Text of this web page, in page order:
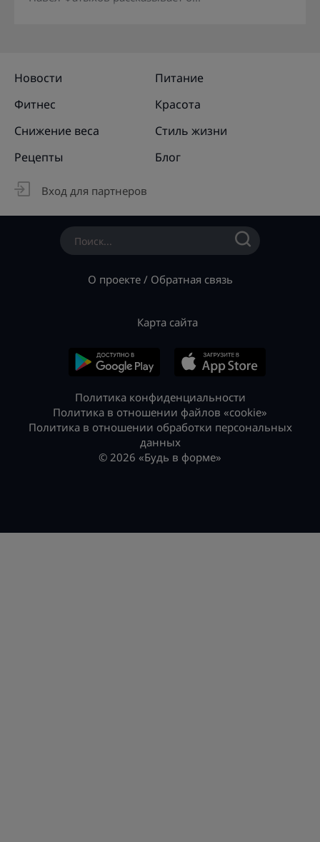
Новости
Питание
Фитнес
Красота
Снижение веса
Стиль жизни
Рецепты
Блог
Вход для партнеров
О проекте/ Обратная связь
Карта сайта
Политика конфиденциальности
Политика в отношении файлов «cookie»
Политика в отношении обработки персональных
данных
© 2026 «Будь в форме»